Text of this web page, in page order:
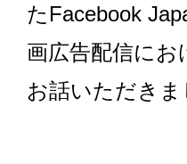
たFacebook
画広告配信に
お話いただきま